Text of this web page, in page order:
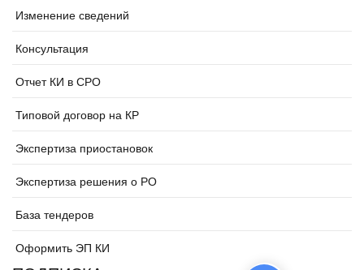
Изменение сведений
Консультация
Отчет КИ в СРО
Типовой договор на КР
Экспертиза приостановок
Экспертиза решения о РО
База тендеров
Оформить ЭП КИ